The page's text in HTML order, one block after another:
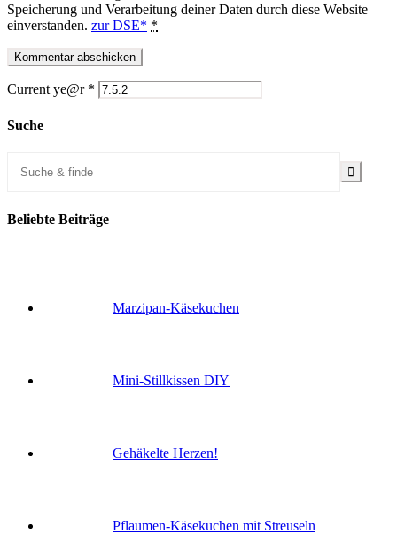
Speicherung und Verarbeitung deiner Daten durch diese Website
einverstanden. zur DSE* *
Current ye@r *
Suche
Beliebte Beiträge
Marzipan-Käsekuchen
Mini-Stillkissen DIY
Gehäkelte Herzen!
Pflaumen-Käsekuchen mit Streuseln